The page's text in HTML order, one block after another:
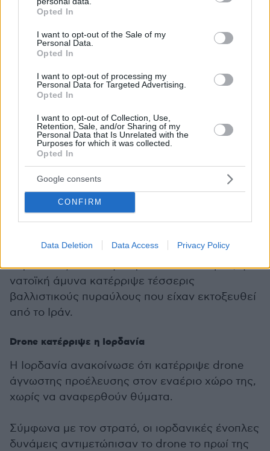
grant or deny consent to Google and its third-party tags to
use your data for below specified purposes in below Google
consent section.
Opted In
I want to opt-out of the Sale of my
Personal Data.
Opted In
I want to opt-out of processing my
Personal Data for Targeted Advertising.
Opted In
I want to opt-out of Collection, Use,
Retention, Sale, and/or Sharing of my
Personal Data that Is Unrelated with the
Purposes for which it was collected.
Opted In
Google consents
CONFIRM
Data Deletion Data Access Privacy Policy
εχθροπραξιών πρέπει να αποφευχθεί και ότι η
διατήρηση των διαπραγματεύσεων είναι
«ιδιαίτερα σημαντική».
Την ίδια ώρα, η Τουρκία ανακοίνωσε ότι η
Γερμανία θα αναπτύξει αντιαεροπορικό
μήνες από τον Ιούνιο, αντικαθιστώντας ένα
από τα δύο πρόσθετα συστήματα που είχαν
αναπτυχθεί στο πλαίσιο μέτρων του ΝΑΤΟ
λόγω των συγκρούσεων ΗΠΑ, Ισραήλ και Ιράν.
Η Άγκυρα είχε ανακοινώσει τον Μάρτιο ότι
ραντάρ του ΝΑΤΟ, λόγω απειλών από ιρανικούς
πυραύλους. Κατά τη διάρκεια του πολέμου, η
νατοϊκή άμυνα κατέρριψε τέσσερις
βαλλιστικούς πυραύλους που είχαν εκτοξευθεί
από το Ιράν.
Drone κατέρριψε η Ιορδανία
Η Ιορδανία ανακοίνωσε ότι κατέρριψε drone
άγνωστης προέλευσης στον εναέριο χώρο της,
χωρίς να αναφερθούν θύματα.
Σύμφωνα με τον στρατό, οι ιορδανικές ένοπλες
δυνάμεις αντιμετώπισαν το drone το πρωί της